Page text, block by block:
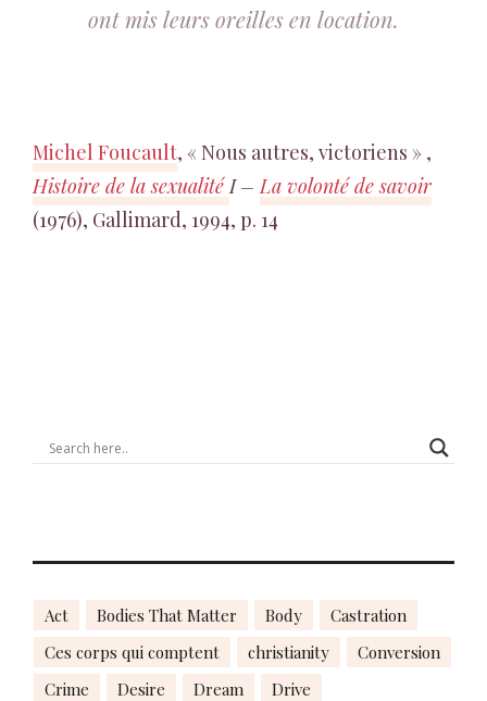
ont mis leurs oreilles en location.
Michel Foucault, « Nous autres, victoriens » ,
Histoire de la sexualitéI –La volonté de savoir
(1976), Gallimard, 1994, p. 14
Act Bodies That Matter Body
Castration
Ces corps qui comptent
christianity
Conversion
Crime
Desire Dream Drive